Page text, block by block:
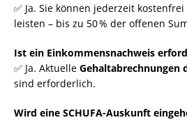
✅ Ja. Sie können jederzeit
leisten – bis zu 50 % der offenen
Ist ein Einkommensnachweis
✅ Ja. Aktuelle Gehaltabrechnungen
sind erforderlich.
Wird eine SCHUFA-Auskunft